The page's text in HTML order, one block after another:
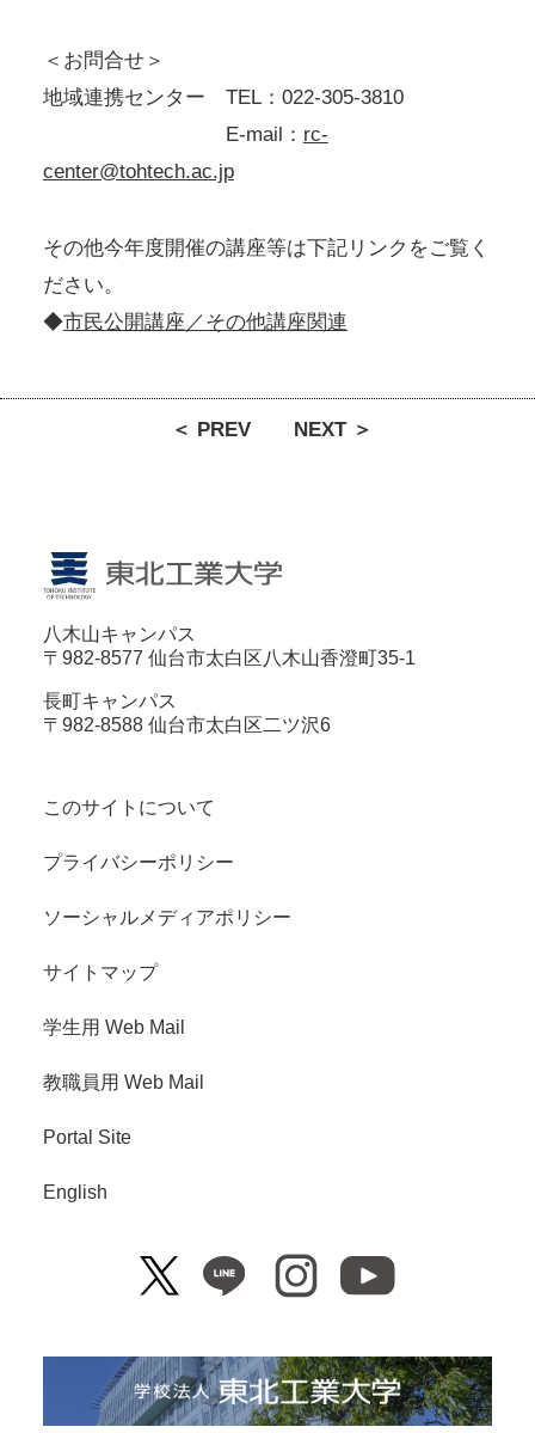
＜お問合せ＞
地域連携センター TEL：022-305-3810
E-mail： rc-
center@tohtech.ac.jp
その他今年度開催の講座等は下記リンクをご覧く
ださい。
◆市民公開講座／その他講座関連
＜ PREV NEXT ＞
八木山キャンパス
〒982-8577 仙台市太白区八木山香澄町35-1
長町キャンパス
〒982-8588 仙台市太白区二ツ沢6
このサイトについて
プライバシーポリシー
ソーシャルメディアポリシー
サイトマップ
学生用 Web Mail
教職員用 Web Mail
Portal Site
English